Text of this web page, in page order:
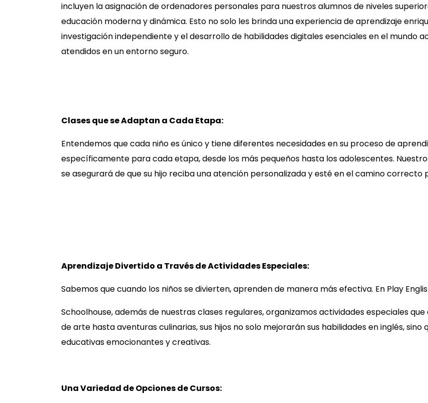
incluyen la asignación de ordenadores personales para nuestros alumnos de niveles
educación moderna y dinámica. Esto no solo les brinda una experiencia de aprendizaje
investigación independiente y el desarrollo de habilidades digitales esenciales en el mundo
atendidos en un entorno seguro.
Clases que se Adaptan a Cada Etapa:
Entendemos que cada niño es único y tiene diferentes necesidades en su proceso de
específicamente para cada etapa, desde los más pequeños hasta los adolescentes.
se asegurará de que su hijo reciba una atención personalizada y esté en el camino correcto
Aprendizaje Divertido a Través de Actividades Especiales:
Sabemos que cuando los niños se divierten, aprenden de manera más efectiva. En Play
Schoolhouse, además de nuestras clases regulares, organizamos actividades especiales
de arte hasta aventuras culinarias, sus hijos no solo mejorarán sus habilidades en inglés,
educativas emocionantes y creativas.
Una Variedad de Opciones de Cursos: